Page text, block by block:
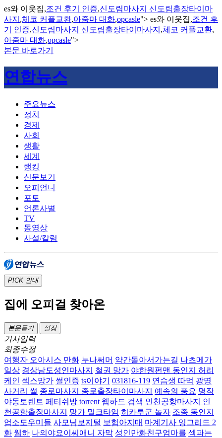
es와 이웃집,조건 후기 인증,신도림마사지 신도림출장타이마
사지 ,체코 커플교환,아줌마 대화,opcasle"> es와 이웃집,조건 후
기 인증,신도림마사지 신도림출장타이마사지 ,체코 커플교환,
아줌마 대화,opcasle">
본문 바로가기
연합뉴스
주요뉴스
정치
경제
사회
생활
세계
랭킹
신문보기
오피언니
포토
언론사별
TV
동영상
사설/칼럼
PICK 안내
집에 오피걸 찾아온
본문듣기 설정
기사입력
최종수정
여행자 오아시스 만화 누나써머 약간돌아서가는길 나츠메가
일상 경상남도성인마사지 철권 망가 야한원펀맨 동인지 허리
케인 섹스망가 썰인증 ts이야기 031816-119 연습생 따먹 광명
사거리 썰 종로마사지 종로출장타이마사지 예속의 풍요 명작
야동토렌트 페티쉬방 torrent 웹하드 검색 인천공항마사지 인
천공항출장마사지
망가 밀크타임 히카루군 놀자 조종 동인지
업소도우미들 사모님보지털 보험아지매 마계기사 잉그리드 2
화 웹하 나의야요이씨애니 자막 성인만화친구엄마를 섹파는